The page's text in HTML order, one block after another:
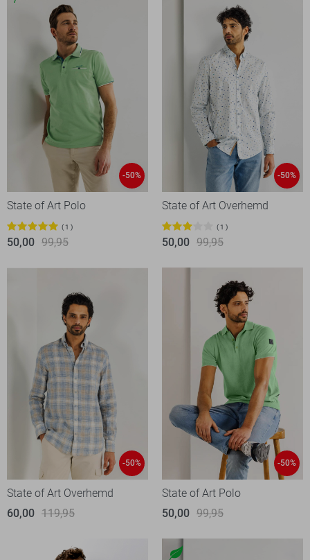
-50%
State of Art Polo
1
50,00 99,95
-50%
State of Art Overhemd
1
50,00 99,95
-50%
State of Art Overhemd
60,00 119,95
-50%
State of Art Polo
50,00 99,95